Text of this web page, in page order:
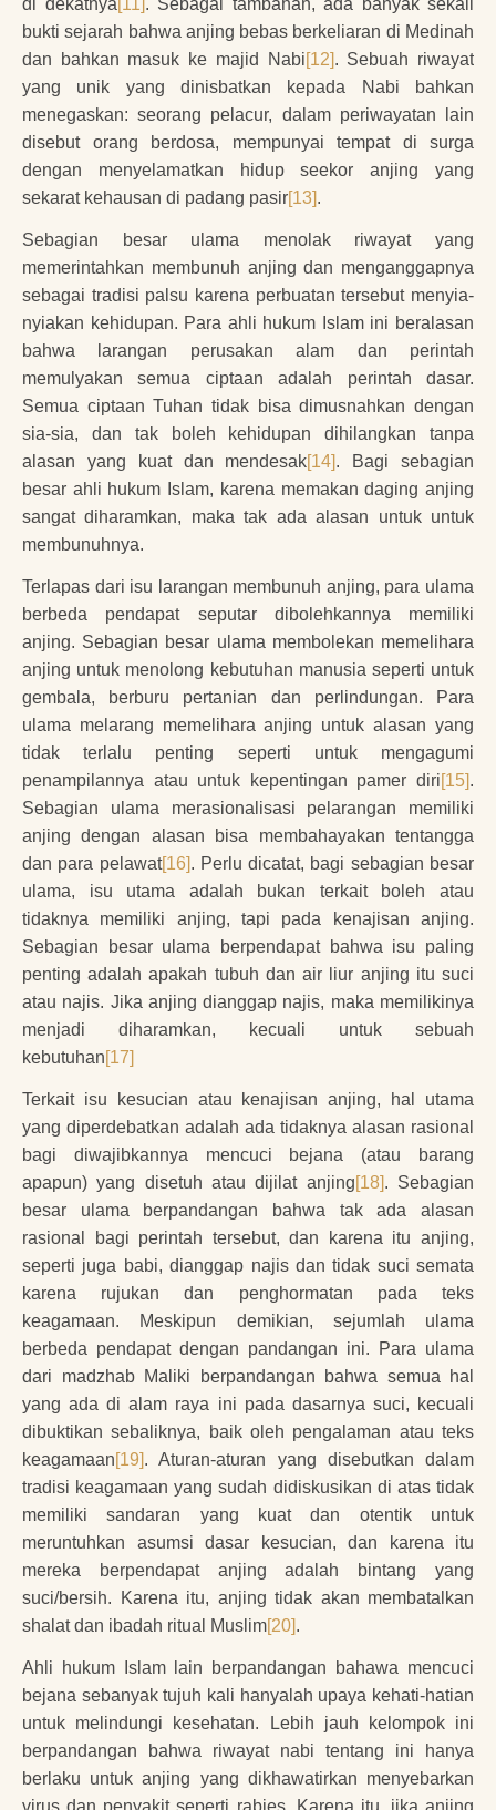
di dekatnya [11] . Sebagai tambahan, ada banyak sekali
bukti sejarah bahwa anjing bebas berkeliaran di Medinah
dan bahkan masuk ke majid Nabi[12]. Sebuah riwayat
yang unik yang dinisbatkan kepada Nabi bahkan
menegaskan: seorang pelacur, dalam periwayatan lain
disebut orang berdosa, mempunyai tempat di surga
dengan menyelamatkan hidup seekor anjing yang
sekarat kehausan di padang pasir[13].
Sebagian besar ulama menolak riwayat yang
memerintahkan membunuh anjing dan menganggapnya
sebagai tradisi palsu karena perbuatan tersebut menyia-
nyiakan kehidupan. Para ahli hukum Islam ini beralasan
bahwa larangan perusakan alam dan perintah
memulyakan semua ciptaan adalah perintah dasar.
Semua ciptaan Tuhan tidak bisa dimusnahkan dengan
sia-sia, dan tak boleh kehidupan dihilangkan tanpa
alasan yang kuat dan mendesak[14]. Bagi sebagian
besar ahli hukum Islam, karena memakan daging anjing
sangat diharamkan, maka tak ada alasan untuk untuk
membunuhnya.
Terlapas dari isu larangan membunuh anjing, para ulama
berbeda pendapat seputar dibolehkannya memiliki
anjing. Sebagian besar ulama membolekan memelihara
anjing untuk menolong kebutuhan manusia seperti untuk
gembala, berburu pertanian dan perlindungan. Para
ulama melarang memelihara anjing untuk alasan yang
tidak terlalu penting seperti untuk mengagumi
penampilannya atau untuk kepentingan pamer diri[15].
Sebagian ulama merasionalisasi pelarangan memiliki
anjing dengan alasan bisa membahayakan tentangga
dan para pelawat[16]. Perlu dicatat, bagi sebagian besar
ulama, isu utama adalah bukan terkait boleh atau
tidaknya memiliki anjing, tapi pada kenajisan anjing.
Sebagian besar ulama berpendapat bahwa isu paling
penting adalah apakah tubuh dan air liur anjing itu suci
atau najis. Jika anjing dianggap najis, maka memilikinya
menjadi diharamkan, kecuali untuk sebuah
kebutuhan[17]
Terkait isu kesucian atau kenajisan anjing, hal utama
yang diperdebatkan adalah ada tidaknya alasan rasional
bagi diwajibkannya mencuci bejana (atau barang
apapun) yang disetuh atau dijilat anjing[18]. Sebagian
besar ulama berpandangan bahwa tak ada alasan
rasional bagi perintah tersebut, dan karena itu anjing,
seperti juga babi, dianggap najis dan tidak suci semata
karena rujukan dan penghormatan pada teks
keagamaan. Meskipun demikian, sejumlah ulama
berbeda pendapat dengan pandangan ini. Para ulama
dari madzhab Maliki berpandangan bahwa semua hal
yang ada di alam raya ini pada dasarnya suci, kecuali
dibuktikan sebaliknya, baik oleh pengalaman atau teks
keagamaan[19]. Aturan-aturan yang disebutkan dalam
tradisi keagamaan yang sudah didiskusikan di atas tidak
memiliki sandaran yang kuat dan otentik untuk
meruntuhkan asumsi dasar kesucian, dan karena itu
mereka berpendapat anjing adalah bintang yang
suci/bersih. Karena itu, anjing tidak akan membatalkan
shalat dan ibadah ritual Muslim[20].
Ahli hukum Islam lain berpandangan bahawa mencuci
bejana sebanyak tujuh kali hanyalah upaya kehati-hatian
untuk melindungi kesehatan. Lebih jauh kelompok ini
berpandangan bahwa riwayat nabi tentang ini hanya
berlaku untuk anjing yang dikhawatirkan menyebarkan
virus dan penyakit seperti rabies. Karena itu, jika anjing